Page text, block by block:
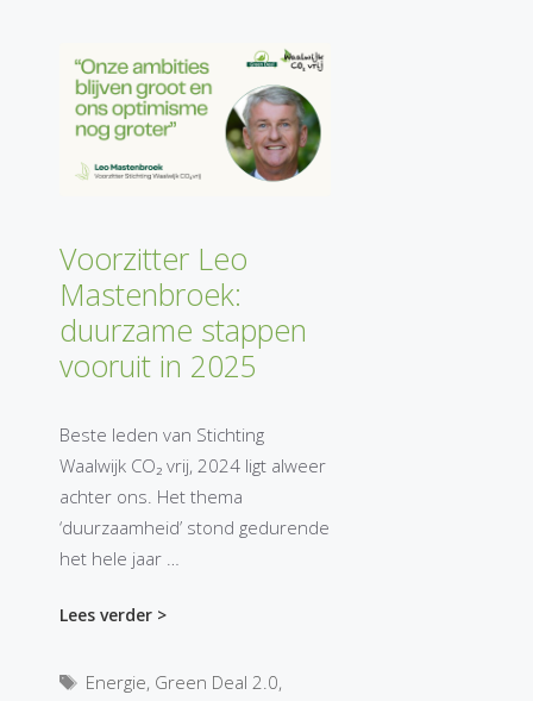
Voorzitter Leo
Mastenbroek:
duurzame stappen
vooruit in 2025
Beste leden van Stichting
Waalwijk CO₂ vrij, 2024 ligt alweer
achter ons. Het thema
‘duurzaamheid’ stond gedurende
het hele jaar …
Lees verder >
Tags
Energie, Green Deal 2.0,